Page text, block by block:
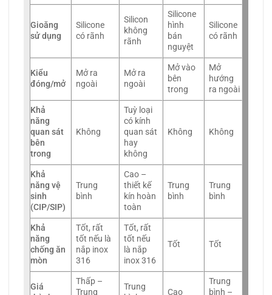
Gioăng
sử dụng
Silicone
có rãnh
Silicon
không
rãnh
Silicone
hình
bán
nguyệt
Silicone
có rãnh
Kiểu
đóng/mở
Mở ra
ngoài
Mở ra
ngoài
Mở vào
bên
trong
Mở
hướng
ra ngoài
Khả
năng
quan sát
bên
trong
Không
Tuỳ loại
có kính
quan sát
hay
không
Không Không
Khả
năng vệ
sinh
(CIP/SIP)
Trung
bình
Cao –
thiết kế
kín hoàn
toàn
Trung
bình
Trung
bình
Khả
năng
chống ăn
mòn
Tốt, rất
tốt nếu là
nắp inox
316
Tốt, rất
tốt nếu
là nắp
inox 316
Tốt Tốt
Giá
Thấp –
Trung
Trung
Cao
Trung
bình –